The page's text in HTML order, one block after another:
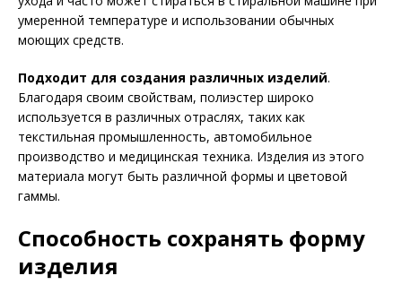
умеренной температуре и использовании обычных
моющих средств.
Подходит для создания различных изделий.
Благодаря своим свойствам, полиэстер широко
используется в различных отраслях, таких как
текстильная промышленность, автомобильное
производство и медицинская техника. Изделия из этого
материала могут быть различной формы и цветовой
гаммы.
Способность сохранять форму
изделия